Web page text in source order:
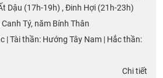
Dậu (17h-19h) , Đinh Hợi (21h-23h)
Tý, năm Bính Thân
| Tài thần: Hướng Tây Nam | Hắc thần:
Chi tiết